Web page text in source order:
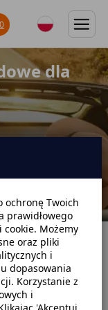
dla
samochodowe
ochronę Twoich
prawidłowego
Możemy
oraz pliki
i
dopasowania
Korzystanie z
i